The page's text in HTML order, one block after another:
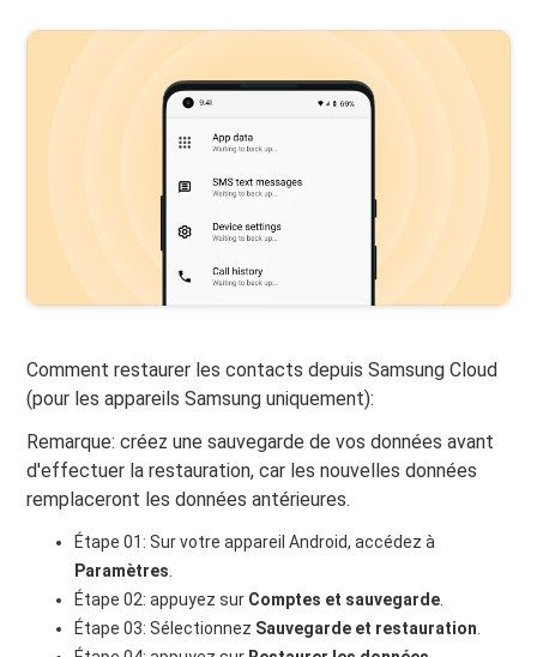
Comment restaurer les contacts depuis Samsung Cloud
(pour les appareils Samsung uniquement):
Remarque: créez une sauvegarde de vos données avant
d'effectuer la restauration, car les nouvelles données
remplaceront les données antérieures.
Étape 01: Sur votre appareil Android, accédez à
Paramètres.
Étape 02: appuyez sur Comptes et sauvegarde.
Étape 03: Sélectionnez Sauvegarde et restauration.